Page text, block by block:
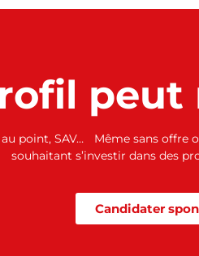
peut
point, SAV… Même sans
souhaitant s’investir dans des
Candidater